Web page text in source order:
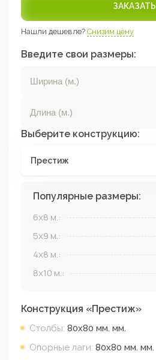
ЗАКАЗАТЬ
Нашли дешевле? Снизим цену
Введите свои размеры:
Выберите конструкцию:
Престиж
Популярные размеры:
6x8 м.:
5x9 м.:
4x8 м.:
8x10 м.:
Конструкция «Престиж»
Столбы: 80х80 мм. мм.
Опорные лаги: 80х80 мм. мм.